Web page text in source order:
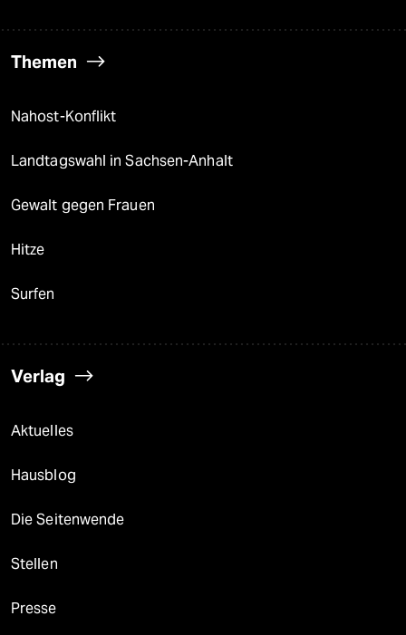
Themen
Nahost-Konflikt
Landtagswahl in Sachsen-Anhalt
Gewalt gegen Frauen
Hitze
Surfen
Verlag
Aktuelles
Hausblog
Die Seitenwende
Stellen
Presse